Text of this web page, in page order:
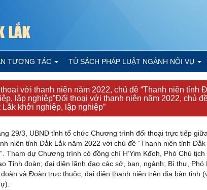
TƯƠNG TÁC TỦ SÁCH PHÁP LUẬT NGÀNH NỘI VỤ
với thanh niên năm 2022, chủ đề “Thanh niên tỉnh
lập nghiệp”Đối thoại với thanh niên năm 2022, chủ
khởi nghiệp, lập nghiệp”
29/3, UBND tỉnh tổ chức Chương trình đối thoại trực tiếp
niên tỉnh Đắk Lắk năm 2022 với chủ đề “Thanh niên tỉnh
Tham dự Chương trình có đồng chí H’Yim Kđoh, Phó Chủ
Tỉnh đoàn; đại diện lãnh đạo các sở, ban, ngành; Bí thư, Phó
và Đoàn trực thuộc; đại diện thanh niên trên địa bàn tỉnh